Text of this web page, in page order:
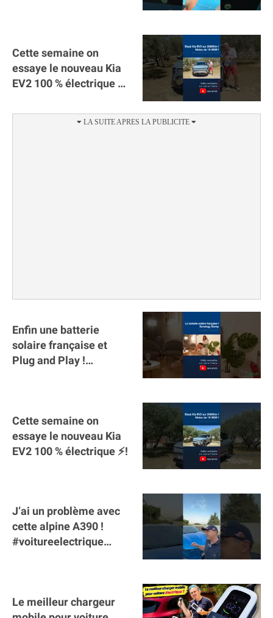
Cette semaine on
essaye le nouveau Kia
EV2 100 % électrique ⚡️!
autonomie.
Enfin une batterie
solaire française et
Plug and Play !
Cette semaine on
essaye le nouveau Kia
EV2 100 % électrique ⚡️!
J’ai un problème avec
cette alpine A390 !
#voitureelectrique
Le meilleur chargeur